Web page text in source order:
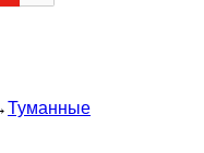
Туманные